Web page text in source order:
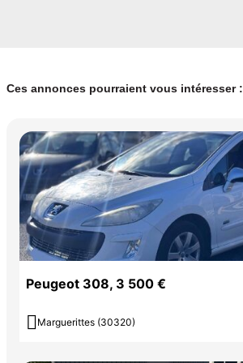
Ces annonces pourraient vous intéresser :
Peugeot 308, 3 500 €
 Marguerittes (30320)